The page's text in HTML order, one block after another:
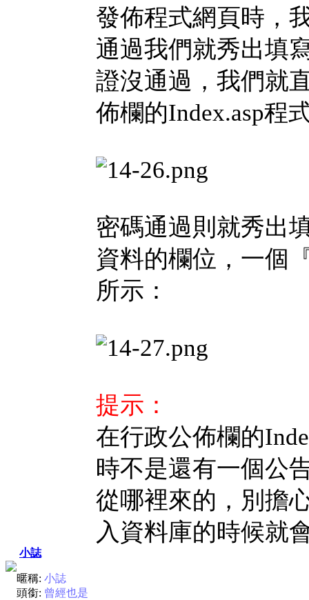
小誌
暱稱: 小誌
頭銜: 曾經也是
發佈程式網頁時，
通過我們就秀出填
證沒通過，我們就
佈欄的Index.asp程
密碼通過則就秀出
資料的欄位，一個
所示：
提示：
在行政公佈欄的
時不是還有一個公
從哪裡來的，別擔
入資料庫的時候就